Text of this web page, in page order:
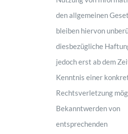
den allgemeinen
bleiben hiervon
diesbezügliche
jedoch erst ab dem
Kenntnis einer
Rechtsverletzung
Bekanntwerden von
entsprechenden